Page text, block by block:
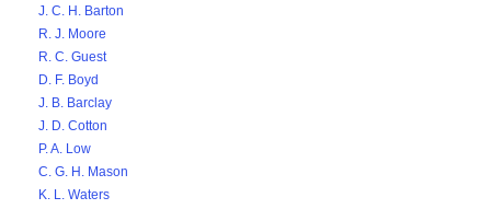
J. C. H. Barton
R. J. Moore
R. C. Guest
D. F. Boyd
J. B. Barclay
J. D. Cotton
P. A. Low
C. G. H. Mason
K. L. Waters